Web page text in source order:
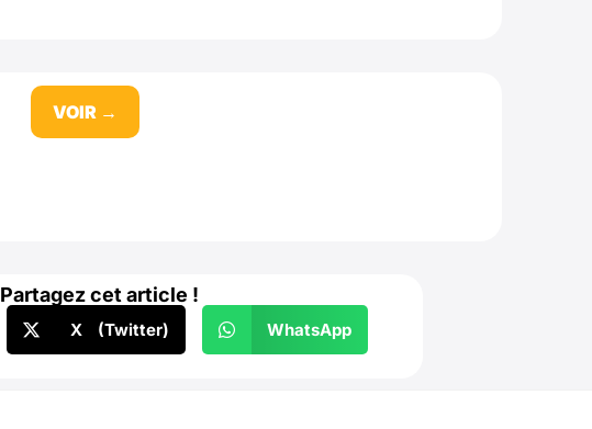
VOIR →
Partagez cet article !
X (Twitter) WhatsApp